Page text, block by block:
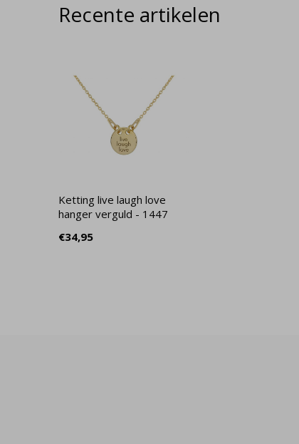
Recente artikelen
Ketting live laugh love
hanger verguld - 1447
€34,95